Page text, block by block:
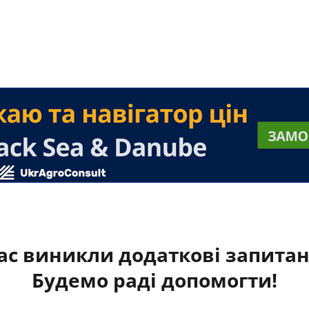
виникли додаткові
Будемо раді допомогти!